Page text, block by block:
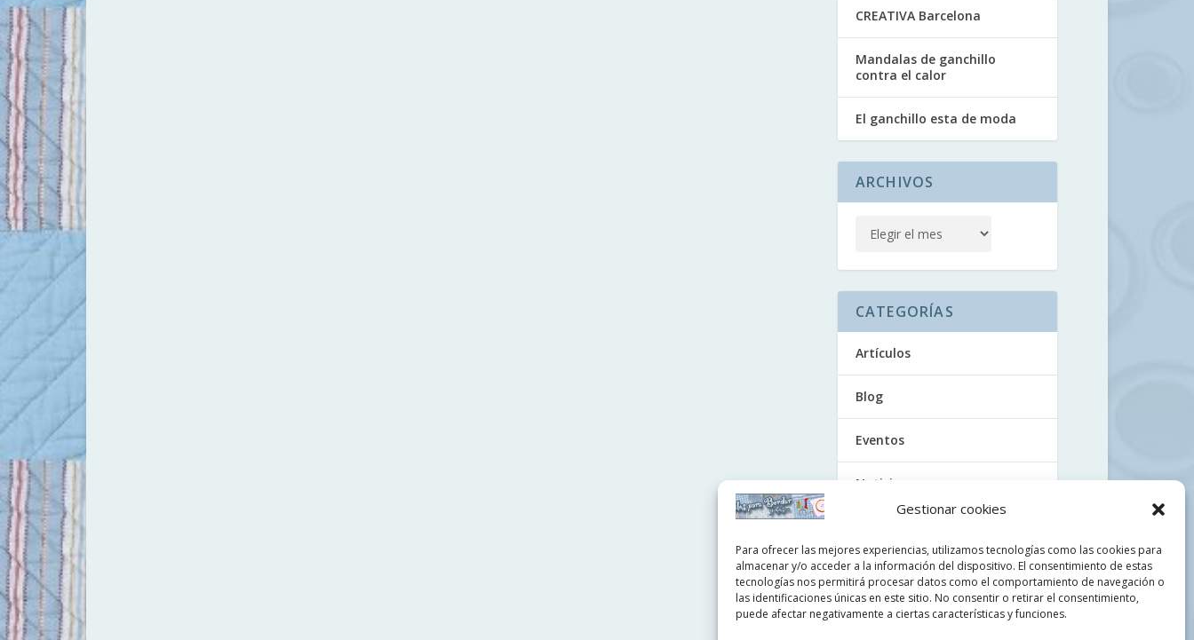
Gestionar cookies
Para ofrecer las mejores experiencias, utilizamos tecnologías como las cookies para
almacenar y/o acceder a la información del dispositivo. El consentimiento de estas
tecnologías nos permitirá procesar datos como el comportamiento de navegación o
las identificaciones únicas en este sitio. No consentir o retirar el consentimiento,
puede afectar negativamente a ciertas características y funciones.
CREATIVA Barcelona
Mandalas de ganchillo
contra el calor
El ganchillo esta de moda
ARCHIVOS
CATEGORÍAS
Artículos
Blog
Eventos
Noticias
Uncategorized
Videos